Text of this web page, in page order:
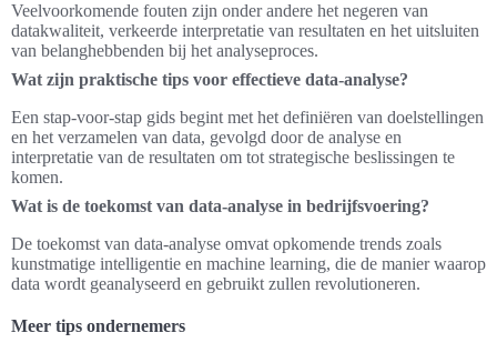
Veelvoorkomende fouten zijn onder andere het negeren van
datakwaliteit, verkeerde interpretatie van resultaten en het uitsluiten
van belanghebbenden bij het analyseproces.
Wat zijn praktische tips voor effectieve data-analyse?
Een stap-voor-stap gids begint met het definiëren van doelstellingen
en het verzamelen van data, gevolgd door de analyse en
interpretatie van de resultaten om tot strategische beslissingen te
komen.
Wat is de toekomst van data-analyse in bedrijfsvoering?
De toekomst van data-analyse omvat opkomende trends zoals
kunstmatige intelligentie en machine learning, die de manier waarop
data wordt geanalyseerd en gebruikt zullen revolutioneren.
Meer tips ondernemers